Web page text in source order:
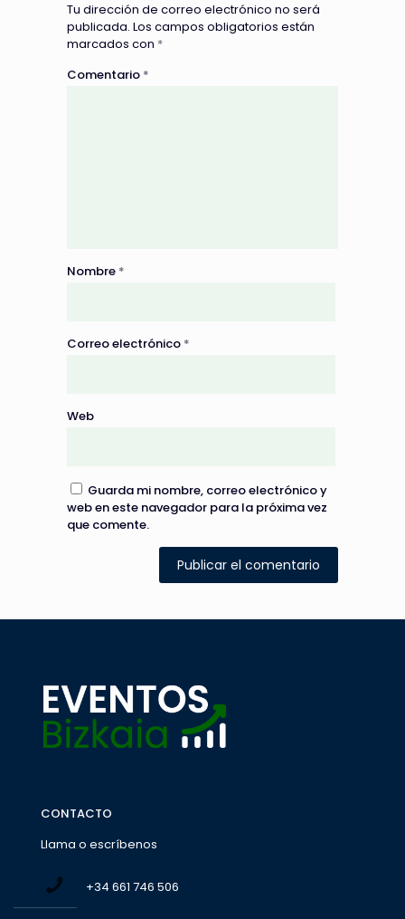
Tu dirección de correo electrónico no será
publicada. Los campos obligatorios están
marcados con *
Comentario *
Nombre *
Correo electrónico *
Web
Guarda mi nombre, correo electrónico y
web en este navegador para la próxima vez
que comente.
CONTACTO
Llama o escríbenos
+34 661 746 506